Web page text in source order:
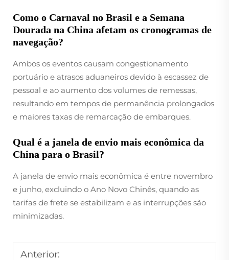
Como o Carnaval no Brasil e a Semana
Dourada na China afetam os cronogramas de
navegação?
Ambos os eventos causam congestionamento
portuário e atrasos aduaneiros devido à escassez de
pessoal e ao aumento dos volumes de remessas,
resultando em tempos de permanência prolongados
e maiores taxas de remarcação de embarques.
Qual é a janela de envio mais econômica da
China para o Brasil?
A janela de envio mais econômica é entre novembro
e junho, excluindo o Ano Novo Chinês, quando as
tarifas de frete se estabilizam e as interrupções são
minimizadas.
Anterior: